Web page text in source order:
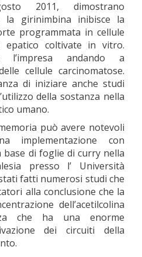
2011, dimostrano
la girinimbina inibisce la
programmata in cellule
epatico coltivate in vitro.
l’impresa andando a
cellule carcinomatose.
di iniziare anche studi
della sostanza nella
umano.
può avere notevoli
implementazione con
di foglie di curry nella
presso l’ Università
fatti numerosi studi che
alla conclusione che la
dell’acetilcolina
che ha una enorme
dei circuiti della